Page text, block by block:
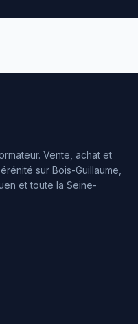
. Vente, achat et
sur Bois-Guillaume,
et toute la Seine-